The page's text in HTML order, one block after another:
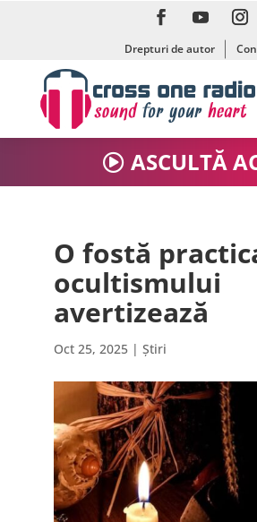
Drepturi de autor
ASCULTĂ
O fostă
ocultismului
avertizează
Oct 25, 2025| Știri